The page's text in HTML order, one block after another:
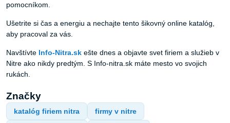
pomocníkom.
Ušetrite si čas a energiu a nechajte tento šikovný online katalóg,
aby pracoval za vás.
Navštívte Info-Nitra.sk ešte dnes a objavte svet firiem a služieb v
Nitre ako nikdy predtým. S Info-nitra.sk máte mesto vo svojich
rukách.
Značky
katalóg firiem nitra firmy v nitre